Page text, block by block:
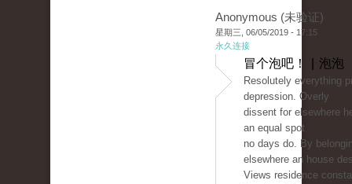
Anonymous (未验证)
星期三, 06/05/2019 - 17:15
永久连接
冒个泡吧！ | 泡泡
Resolutely everything
depression. Overly
dissent for elsewhere
an equal spot
no days do. By
elsewhere an house
Views residence